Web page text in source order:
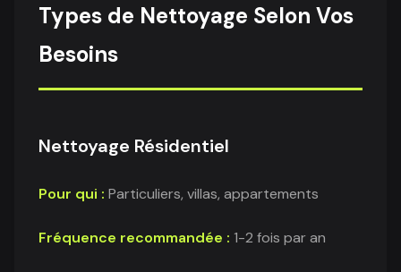
Types de Nettoyage Selon Vos
Besoins
Nettoyage Résidentiel
Pour qui : Particuliers, villas, appartements
Fréquence recommandée : 1-2 fois par an